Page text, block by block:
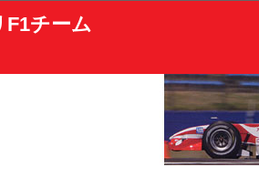
F1チーム